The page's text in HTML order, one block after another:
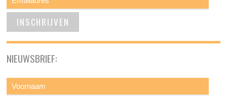
NIEUWSBRIEF: